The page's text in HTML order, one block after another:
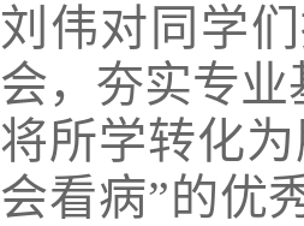
刘伟对同学
会，夯实专
将所学转化
会看病”的优